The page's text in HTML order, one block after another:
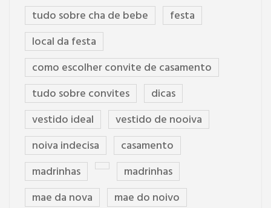
tudo sobre cha de bebe
festa
local da festa
como escolher convite de casamento
tudo sobre convites
dicas
vestido ideal
vestido de nooiva
noiva indecisa
casamento
madrinhas
madrinhas
mae da nova
mae do noivo